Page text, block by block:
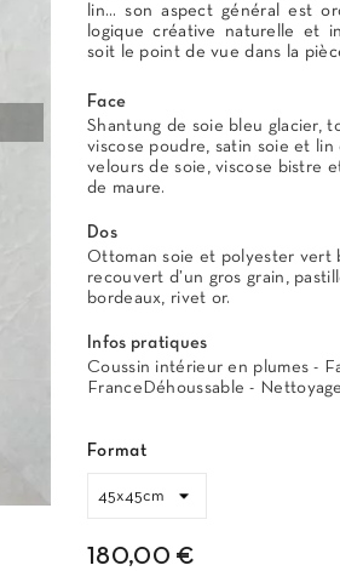
lin… son aspect général est
logique créative naturelle et
soit le point de vue dans la
Face
Shantung de soie bleu glacier,
viscose poudre, satin soie et lin
velours de soie, viscose bistre
de maure.
Dos
Ottoman soie et polyester vert
recouvert d’un gros grain,
bordeaux, rivet or.
Infos pratiques
Coussin intérieur en plumes -
FranceDéhoussable -
Format
180,00 €